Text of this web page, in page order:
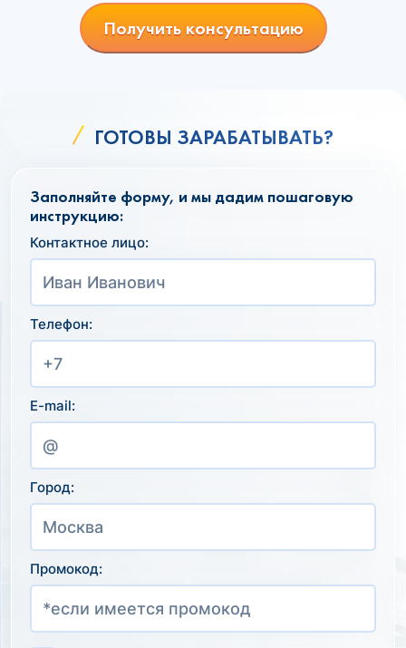
Получить консультацию
ГОТОВЫ ЗАРАБАТЫВАТЬ?
Заполняйте форму, и мы дадим пошаговую
инструкцию:
Контактное лицо:
Телефон:
E-mail:
Город:
Промокод: